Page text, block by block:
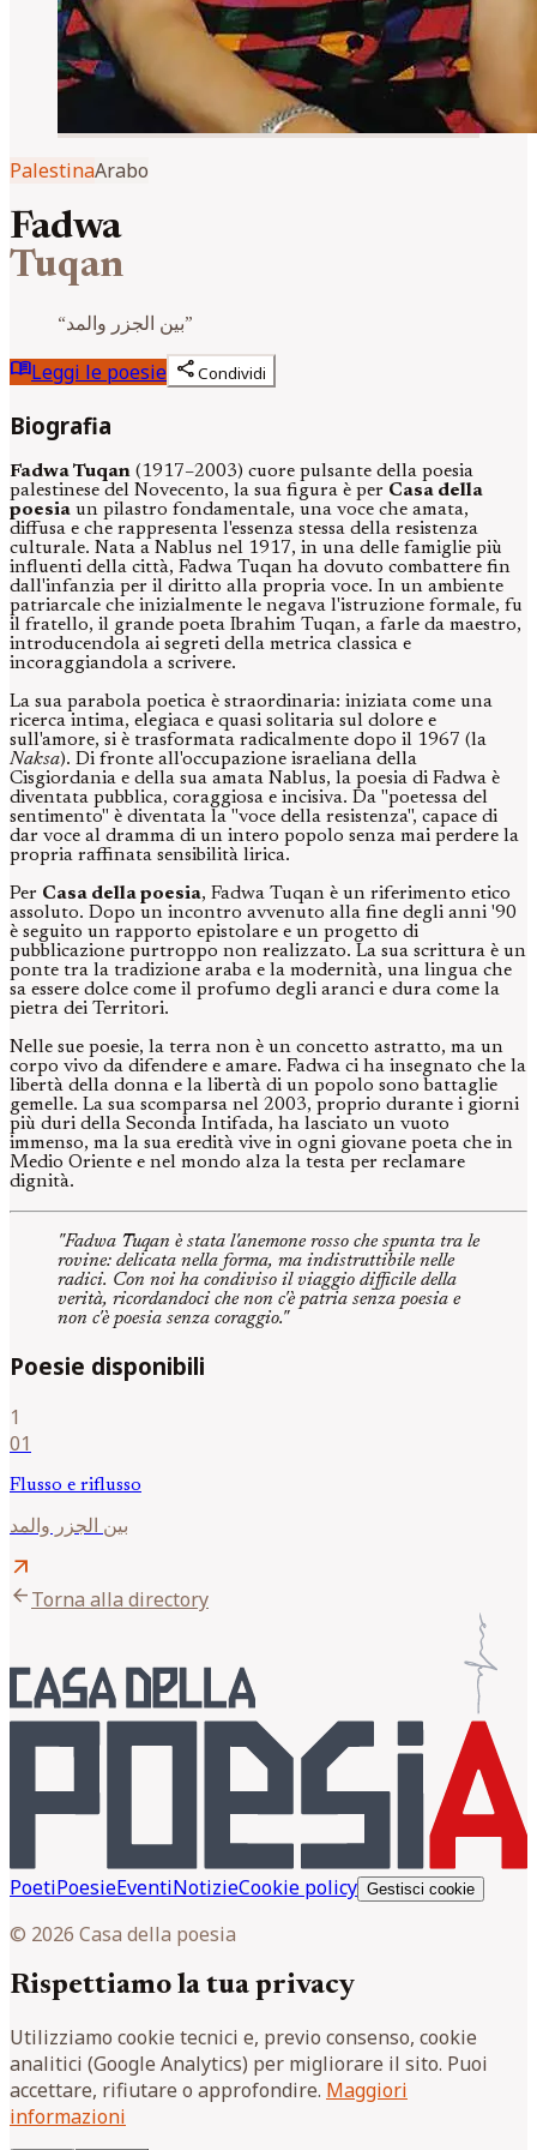
PalestinaArabo
Fadwa
Tuqan
“بين الجزر والمد”
menu_bookLeggi le poesie shareCondividi
Biografia
Fadwa Tuqan (1917–2003) cuore pulsante della poesia
palestinese del Novecento, la sua figura è per Casa della
poesia un pilastro fondamentale, una voce che amata,
diffusa e che rappresenta l'essenza stessa della resistenza
culturale. Nata a Nablus nel 1917, in una delle famiglie più
influenti della città, Fadwa Tuqan ha dovuto combattere fin
dall'infanzia per il diritto alla propria voce. In un ambiente
patriarcale che inizialmente le negava l'istruzione formale, fu
il fratello, il grande poeta Ibrahim Tuqan, a farle da maestro,
introducendola ai segreti della metrica classica e
incoraggiandola a scrivere.
La sua parabola poetica è straordinaria: iniziata come una
ricerca intima, elegiaca e quasi solitaria sul dolore e
sull'amore, si è trasformata radicalmente dopo il 1967 (la
Naksa). Di fronte all'occupazione israeliana della
Cisgiordania e della sua amata Nablus, la poesia di Fadwa è
diventata pubblica, coraggiosa e incisiva. Da "poetessa del
sentimento" è diventata la "voce della resistenza", capace di
dar voce al dramma di un intero popolo senza mai perdere la
propria raffinata sensibilità lirica.
Per Casa della poesia, Fadwa Tuqan è un riferimento etico
assoluto. Dopo un incontro avvenuto alla fine degli anni '90
è seguito un rapporto epistolare e un progetto di
pubblicazione purtroppo non realizzato. La sua scrittura è un
ponte tra la tradizione araba e la modernità, una lingua che
sa essere dolce come il profumo degli aranci e dura come la
pietra dei Territori.
Nelle sue poesie, la terra non è un concetto astratto, ma un
corpo vivo da difendere e amare. Fadwa ci ha insegnato che la
libertà della donna e la libertà di un popolo sono battaglie
gemelle. La sua scomparsa nel 2003, proprio durante i giorni
più duri della Seconda Intifada, ha lasciato un vuoto
immenso, ma la sua eredità vive in ogni giovane poeta che in
Medio Oriente e nel mondo alza la testa per reclamare
dignità.
"Fadwa Tuqan è stata l'anemone rosso che spunta tra le
rovine: delicata nella forma, ma indistruttibile nelle
radici. Con noi ha condiviso il viaggio difficile della
verità, ricordandoci che non c'è patria senza poesia e
non c'è poesia senza coraggio."
Poesie disponibili
1
01
Flusso e riflusso
بين الجزر والمد
arrow_outward
arrow_backTorna alla directory
PoetiPoesieEventiNotizieCookie policy Gestisci cookie
© 2026 Casa della poesia
Rispettiamo la tua privacy
Utilizziamo cookie tecnici e, previo consenso, cookie
analitici (Google Analytics) per migliorare il sito. Puoi
accettare, rifiutare o approfondire. Maggiori
informazioni